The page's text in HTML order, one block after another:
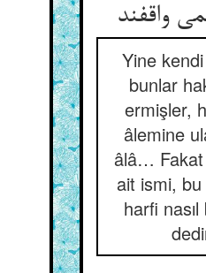
واقفند
Yine
bunlar
ermişler,
âlemine
âlâ…
ait ismi,
harfi